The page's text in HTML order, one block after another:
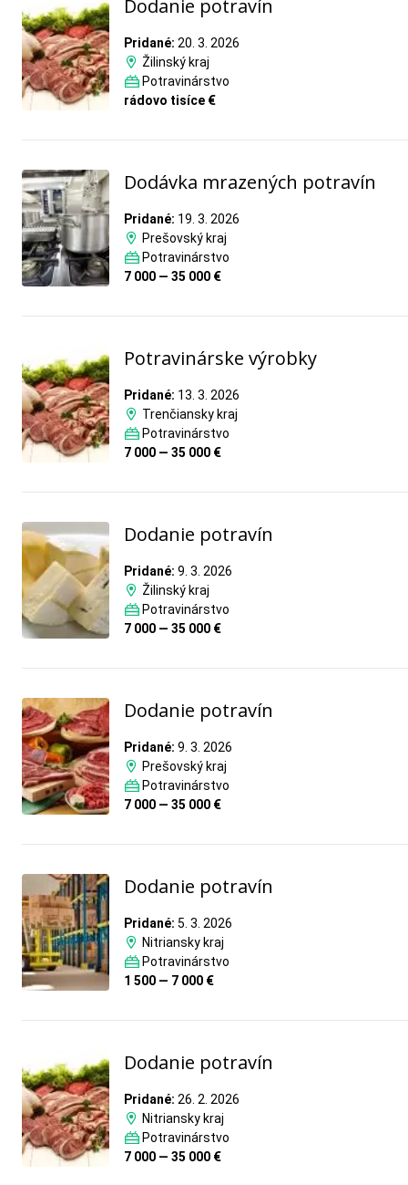
Dodanie potravín
Pridané: 20. 3. 2026
Žilinský kraj
Potravinárstvo
rádovo tisíce €
Dodávka mrazených potravín
Pridané: 19. 3. 2026
Prešovský kraj
Potravinárstvo
7 000 — 35 000 €
Potravinárske výrobky
Pridané: 13. 3. 2026
Trenčiansky kraj
Potravinárstvo
7 000 — 35 000 €
Dodanie potravín
Pridané: 9. 3. 2026
Žilinský kraj
Potravinárstvo
7 000 — 35 000 €
Dodanie potravín
Pridané: 9. 3. 2026
Prešovský kraj
Potravinárstvo
7 000 — 35 000 €
Dodanie potravín
Pridané: 5. 3. 2026
Nitriansky kraj
Potravinárstvo
1 500 — 7 000 €
Dodanie potravín
Pridané: 26. 2. 2026
Nitriansky kraj
Potravinárstvo
7 000 — 35 000 €